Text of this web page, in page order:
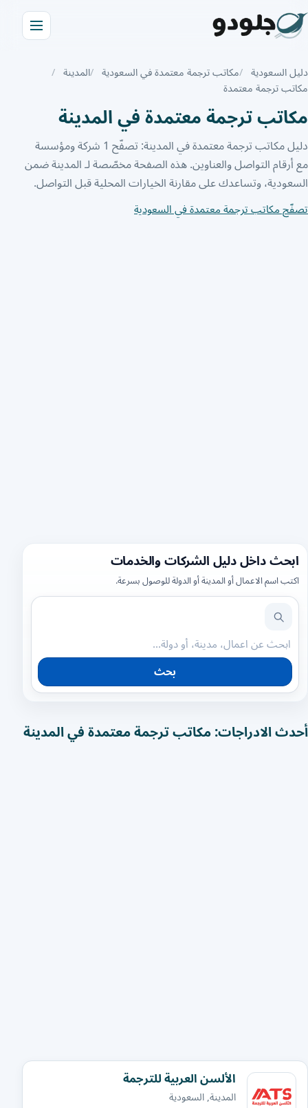
دليل السعودية مكاتب ترجمة معتمدة في السعودية المدينة
مكاتب ترجمة معتمدة
مكاتب ترجمة معتمدة في المدينة
دليل مكاتب ترجمة معتمدة في المدينة: تصفّح 1 شركة ومؤسسة
مع أرقام التواصل والعناوين. هذه الصفحة مخصّصة لـ المدينة ضمن
السعودية، وتساعدك على مقارنة الخيارات المحلية قبل التواصل.
تصفّح مكاتب ترجمة معتمدة في السعودية
ابحث داخل دليل الشركات والخدمات
اكتب اسم الاعمال أو المدينة أو الدولة للوصول بسرعة.
بحث
أحدث الادراجات: مكاتب ترجمة معتمدة في المدينة
الألسن العربية للترجمة
المدينة, السعودية